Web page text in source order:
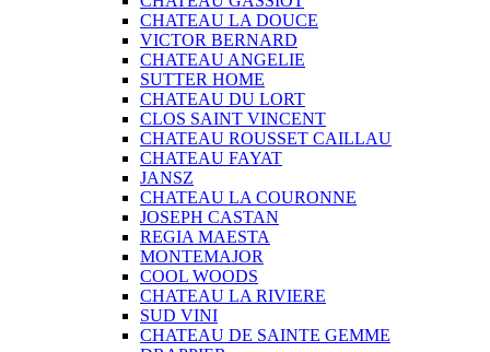
CHATEAU LA DOUCE
VICTOR BERNARD
CHATEAU ANGELIE
SUTTER HOME
CHATEAU DU LORT
CLOS SAINT VINCENT
CHATEAU ROUSSET CAILLAU
CHATEAU FAYAT
JANSZ
CHATEAU LA COURONNE
JOSEPH CASTAN
REGIA MAESTA
MONTEMAJOR
COOL WOODS
CHATEAU LA RIVIERE
SUD VINI
CHATEAU DE SAINTE GEMME